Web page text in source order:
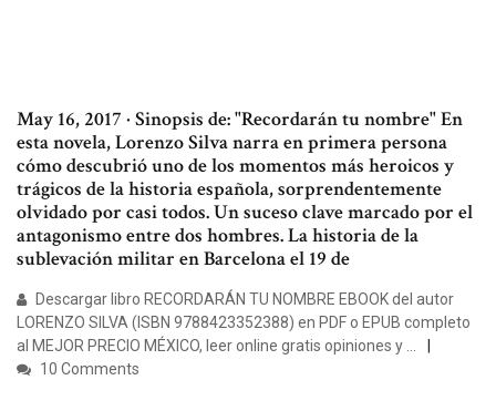
May 16, 2017 · Sinopsis de: "Recordarán tu nombre" En
esta novela, Lorenzo Silva narra en primera persona
cómo descubrió uno de los momentos más heroicos y
trágicos de la historia española, sorprendentemente
olvidado por casi todos. Un suceso clave marcado por el
antagonismo entre dos hombres. La historia de la
sublevación militar en Barcelona el 19 de
Descargar libro RECORDARÁN TU NOMBRE EBOOK del autor
LORENZO SILVA (ISBN 9788423352388) en PDF o EPUB completo
al MEJOR PRECIO MÉXICO, leer online gratis opiniones y …
10 Comments